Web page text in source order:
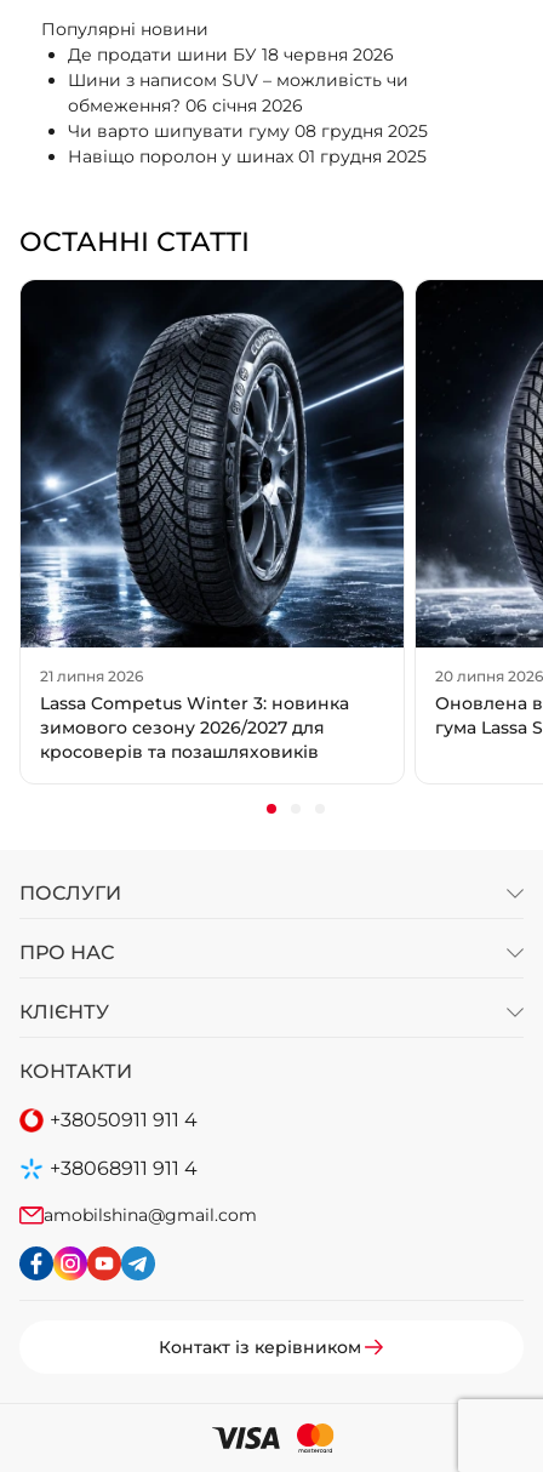
Популярні новини
Де продати шини БУ 18 червня 2026
Шини з написом SUV – можливість чи
обмеження? 06 січня 2026
Чи варто шипувати гуму 08 грудня 2025
Навіщо поролон у шинах 01 грудня 2025
ОСТАННІ СТАТТІ
21 липня 2026
Lassa Competus Winter 3: новинка
зимового сезону 2026/2027 для
кросоверів та позашляховиків
20 липня 2026
Оновлена
гума Lassa
ПОСЛУГИ
ПРО НАС
КЛІЄНТУ
КОНТАКТИ
+38050911 911 4
+38068911 911 4
amobilshina@gmail.com
Контакт із керівником